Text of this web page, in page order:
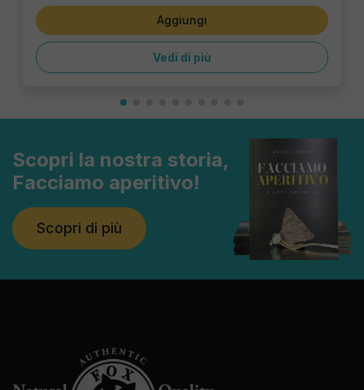
Aggiungi
Vedi di più
Scopri la nostra storia,
Facciamo aperitivo!
Scopri di più